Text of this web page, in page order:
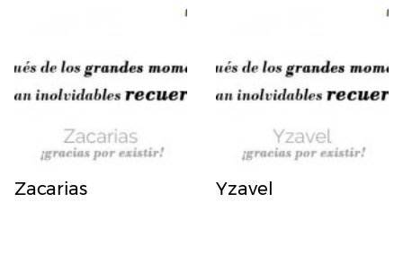
Zacarias Yzavel